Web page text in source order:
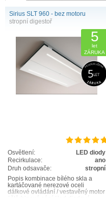
Sirius SLT 960 - bez motoru
stropní digestoř
5
let
ZÁRUKA
Osvětlení:
LED diody
Recirkulace:
ano
Druh odsavače:
stropní
Popis kombinace bílého skla a
kartáčované nerezové oceli
dálkové ovládání / vestavěný motor